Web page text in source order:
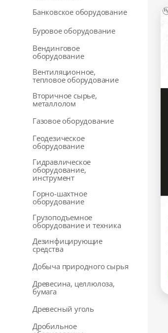
Банковское оборудование
Буровое оборудование
Вендинговое
оборудование
Вентиляционное,
тепловое оборудование
Вторичное сырье,
металлолом
Газовое оборудование
Геодезическое
оборудование
Гидравлическое
оборудование,
инструмент
Горно-шахтное
оборудование
Грузоподъемное
оборудование и техника
Дезинфицирующие
средства
Добыча природного сырья
Древесина, целлюлоза,
бумага
Древесный уголь
Дробильное